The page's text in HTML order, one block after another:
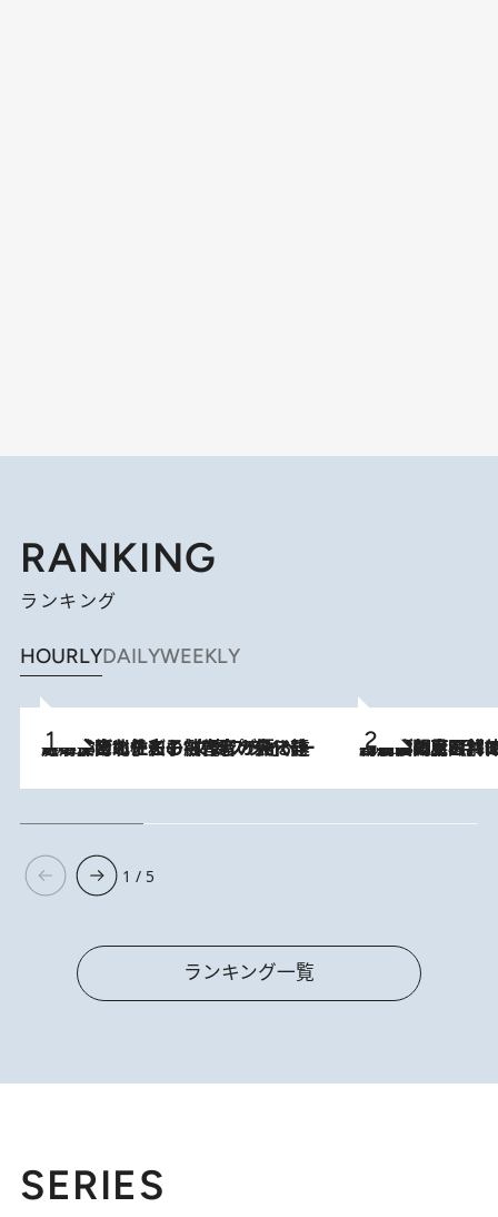
RANKING
ランキング
HOURLYDAILYWEEKLY
2026.8.3
《「文士の子ども被害者の会」発足！》阿川佐和子（72）が語る遠藤周作に北杜夫、劇作家・矢代静一の子どもたちの“文豪プライベート事件簿” 2026.8.8
「最後に見られてよかった」上野動物園の東園パンダ舎が解体前に特別公開。8月16日まで延長されたパネル展と共に辿る“半世紀”のパンダ飼育《解体工事の図面あり》
1 / 5
ランキング一覧
SERIES